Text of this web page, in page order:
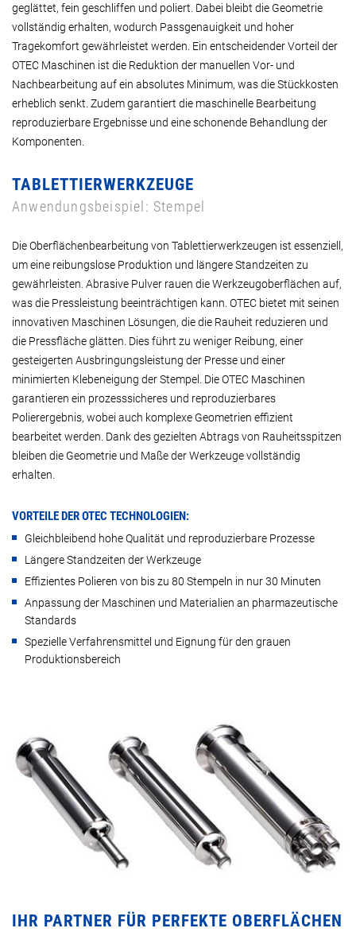
geglättet, fein geschliffen und poliert. Dabei bleibt die Geometrie
vollständig erhalten, wodurch Passgenauigkeit und hoher
Tragekomfort gewährleistet werden. Ein entscheidender Vorteil der
OTEC Maschinen ist die Reduktion der manuellen Vor- und
Nachbearbeitung auf ein absolutes Minimum, was die Stückkosten
erheblich senkt. Zudem garantiert die maschinelle Bearbeitung
reproduzierbare Ergebnisse und eine schonende Behandlung der
Komponenten.
TABLETTIERWERKZEUGE
Anwendungsbeispiel: Stempel
Die Oberflächenbearbeitung von Tablettierwerkzeugen ist essenziell,
um eine reibungslose Produktion und längere Standzeiten zu
gewährleisten. Abrasive Pulver rauen die Werkzeugoberflächen auf,
was die Pressleistung beeinträchtigen kann. OTEC bietet mit seinen
innovativen Maschinen Lösungen, die die Rauheit reduzieren und
die Pressfläche glätten. Dies führt zu weniger Reibung, einer
gesteigerten Ausbringungsleistung der Presse und einer
minimierten Klebeneigung der Stempel. Die OTEC Maschinen
garantieren ein prozesssicheres und reproduzierbares
Polierergebnis, wobei auch komplexe Geometrien effizient
bearbeitet werden. Dank des gezielten Abtrags von Rauheitsspitzen
bleiben die Geometrie und Maße der Werkzeuge vollständig
erhalten.
VORTEILE DER OTEC TECHNOLOGIEN:
Gleichbleibend hohe Qualität und reproduzierbare Prozesse
Längere Standzeiten der Werkzeuge
Effizientes Polieren von bis zu 80 Stempeln in nur 30 Minuten
Anpassung der Maschinen und Materialien an pharmazeutische
Standards
Spezielle Verfahrensmittel und Eignung für den grauen
Produktionsbereich
IHR PARTNER FÜR PERFEKTE OBERFLÄCHEN